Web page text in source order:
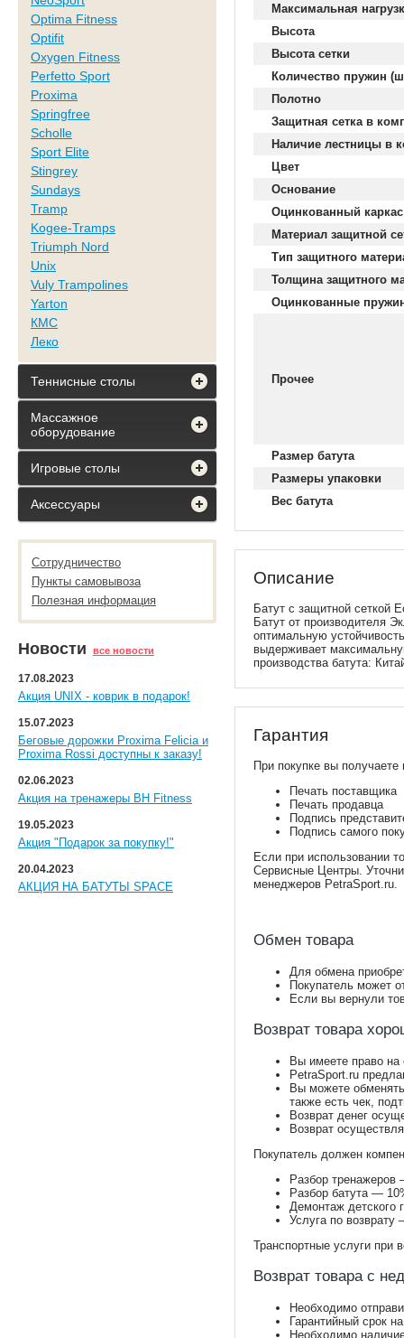
Максимальная
Высота
Высота сетки
Количество пружин
Полотно
Защитная сетка в
Наличие лестницы в
Цвет
Основание
Оцинкованный каркас
Материал защитной
Тип защитного
Толщина защитного
Оцинкованные
Прочее
Размер батута
Размеры упаковки
Вес батута
Описание
Батут с защитной сеткой
Батут от производителя
оптимальную
выдерживает
производства батута:
Гарантия
При покупке вы
Печать поставщика
Печать продавца
Подпись
Подпись самого
Если при использовании
Сервисные Центры.
менеджеров PetraSport.ru.
Обмен товара
Для обмена
Покупатель может
Если вы вернули
Возврат товара
Вы имеете право
PetraSport.ru
Вы можете
также есть чек,
Возврат денег
Возврат
Покупатель должен
Разбор тренажеров
Разбор батута —
Демонтаж детского
Услуга по возврату
Транспортные услуги при
Возврат товара с
Необходимо
Гарантийный срок
Необходимо
Optima Fitness
Optifit
Oxygen Fitness
Perfetto Sport
Proxima
Springfree
Scholle
Sport Elite
Stingrey
Sundays
Tramp
Kogee-Tramps
Triumph Nord
Unix
Vuly Trampolines
Yarton
КМС
Леко
Теннисные столы
Массажное
оборудование
Игровые столы
Аксессуары
Сотрудничество
Пункты самовывоза
Полезная информация
Новости все новости
17.08.2023
Акция UNIX - коврик в подарок!
15.07.2023
Беговые дорожки Proxima Felicia и
Proxima Rossi доступны к заказу!
02.06.2023
Акция на тренажеры BH Fitness
19.05.2023
Акция "Подарок за покупку!"
20.04.2023
АКЦИЯ НА БАТУТЫ SPACE